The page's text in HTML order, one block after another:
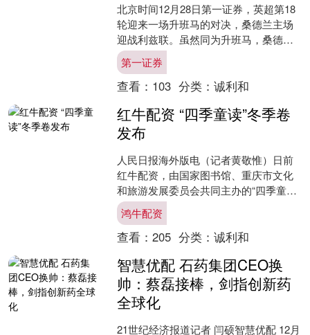
北京时间12月28日第一证券，英超第18
轮迎来一场升班马的对决，桑德兰主场
迎战利兹联。虽然同为升班马，桑德兰
目前7胜6平4负积27分排在积分榜第七
位，仅比身前多....
第一证券
查看： 103 分类： 诚利和
红牛配资 “四季童读”冬季卷
发布
人民日报海外版电（记者黄敬惟）日前
红牛配资，由国家图书馆、重庆市文化
和旅游发展委员会共同主办的“四季童
读”2025年冬季卷发布会暨“暖冬阅趣·书
香漫山城”系列活....
鸿牛配资
查看： 205 分类： 诚利和
智慧优配 石药集团CEO换
帅：蔡磊接棒，剑指创新药
全球化
21世纪经济报道记者 闫硕智慧优配 12月